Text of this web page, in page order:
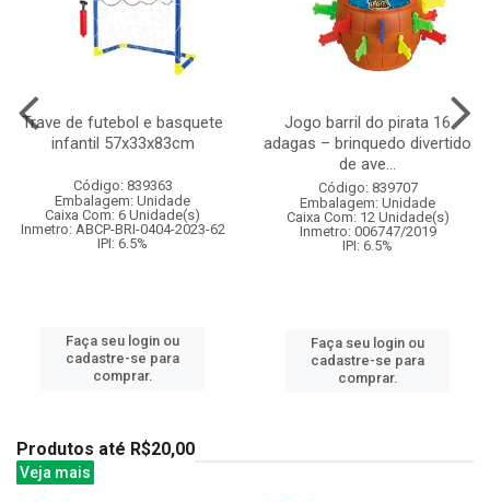
Trave de futebol e basquete
infantil 57x33x83cm
Código: 839363
Embalagem: Unidade
Caixa Com: 6 Unidade(s)
Inmetro: ABCP-BRI-0404-2023-62
IPI: 6.5%
Faça seu login ou
cadastre-se para
comprar.
Jogo barril do pirata 16
adagas – brinquedo divertido
de ave...
Código: 839707
Embalagem: Unidade
Caixa Com: 12 Unidade(s)
Inmetro: 006747/2019
IPI: 6.5%
Faça seu login ou
cadastre-se para
comprar.
Produtos até R$20,00
Veja mais